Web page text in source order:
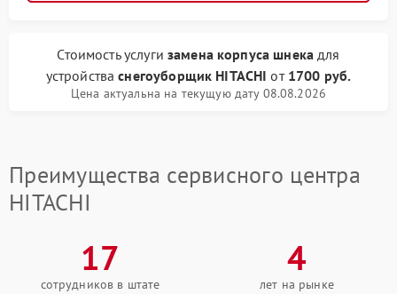
Стоимость услуги замена корпуса шнекадля
устройстваснегоуборщик HITACHI от 1700 руб.
Цена актуальна на текущую дату 08.08.2026
Преимущества сервисного центра
HITACHI
17
сотрудников в штате
4
лет на рынке